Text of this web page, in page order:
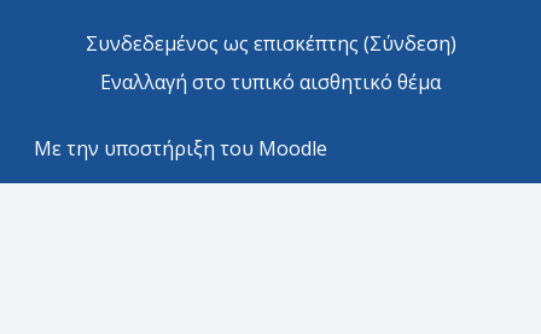
Συνδεδεμένος ως επισκέπτης (Σύνδεση)
Εναλλαγή στο τυπικό αισθητικό θέμα
Με την υποστήριξη του Moodle